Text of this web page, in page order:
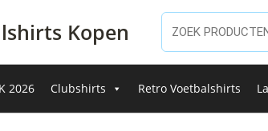
Kopen
2026 Clubshirts Retro Voetbalshirts